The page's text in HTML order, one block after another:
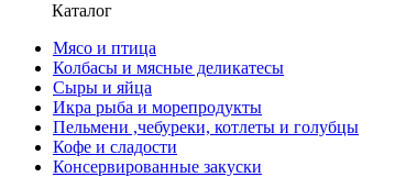
Каталог
Мясо и птица
Колбасы и мясные деликатесы
Сыры и яйца
Икра рыба и морепродукты
Пельмени ,чебуреки, котлеты и голубцы
Кофе и сладости
Консервированные закуски